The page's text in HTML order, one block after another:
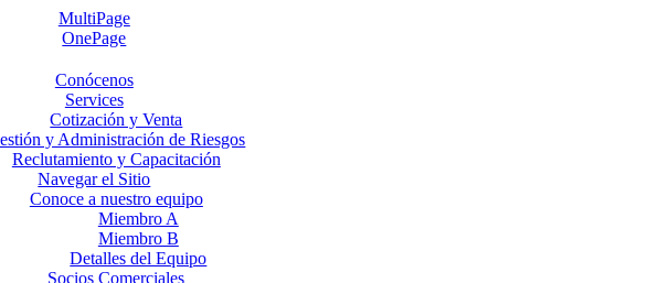
MultiPage
OnePage
Conócenos
Services
Cotización y Venta
y Administración de Riesgos
Reclutamiento y Capacitación
Navegar el Sitio
Conoce a nuestro equipo
Miembro A
Miembro B
Detalles del Equipo
Socios Comerciales